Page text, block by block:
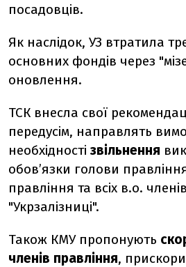
посадовців.
Як наслідок, УЗ втратила
основних фондів через
оновлення.
ТСК внесла свої
передусім, направлять
необхідності звільнення
обов’язки голови
правління та всіх в.о.
"Укрзалізниці".
Також КМУ пропонують
членів правління,